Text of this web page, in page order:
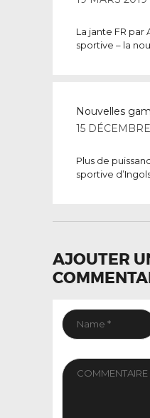
La jante FR par
sportive – la
Nouvelles
15
Plus de
sportive
AJOUTER